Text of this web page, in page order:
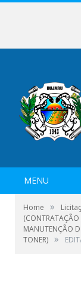
MENU
Home »
(CONTRATAÇÃO
MANUTENÇÃO
TONER) »